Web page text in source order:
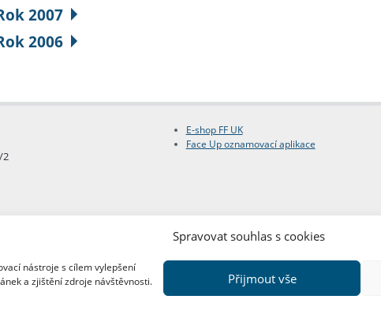
Spravovat souhlas s cookies
nástroje s cílem vylepšení
a zjištění zdroje návštěvnosti.
Přijmout vše
2007
2006
2
E-shop FF UK
Face Up oznamovací aplikace